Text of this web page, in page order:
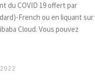
du COVID 19 offert par
French ou en liquant sur
Cloud. Vous pouvez